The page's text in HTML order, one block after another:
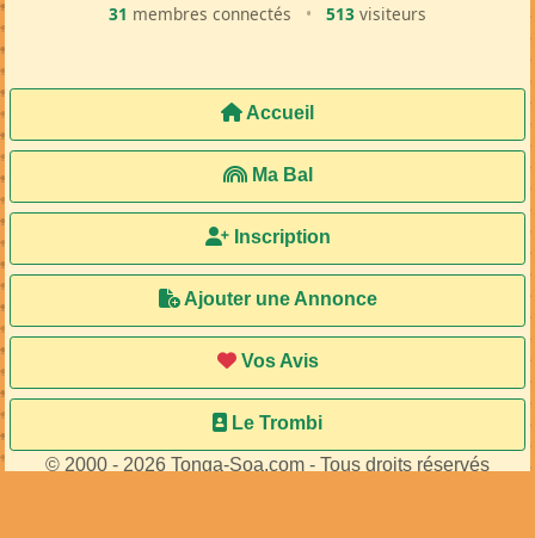
31 membres connectés • 513 visiteurs
Accueil
Ma Bal
Inscription
Ajouter une Annonce
Vos Avis
Le Trombi
© 2000 - 2026 Tonga-Soa.com - Tous droits réservés